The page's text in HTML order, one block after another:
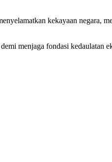
kekayaan negara,
menjaga fondasi kedaulatan